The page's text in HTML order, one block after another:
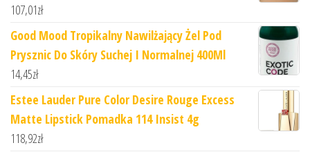
107,01zł
Good Mood Tropikalny Nawilżający Żel Pod
Prysznic Do Skóry Suchej I Normalnej 400Ml
14,45zł
Estee Lauder Pure Color Desire Rouge Excess
Matte Lipstick Pomadka 114 Insist 4g
118,92zł